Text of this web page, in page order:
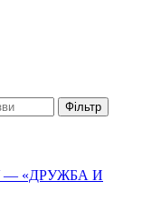
Фільтр
— «ДРУЖБА И